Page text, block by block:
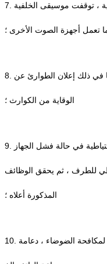
7. السماح للتوصيل مع أجهزة الصوت الخارجية ، توقفت موسيقى الخلفية
تعمل أجهزة الصوت الأخرى ؛
8. نظام البث متوافق للبث الإذاعي للحريق ، بما في ذلك إعلان الطوارئ عن
الوقاية من الكوارث ؛
9. وضع الرجوع للخلف: عندما تكون الطاقة الاحتياطية في حالة فشل الجهاز
للطرف ، ثم يحقق الوظائف
المذكورة أعلاه ؛
10. السماح تخصيص الفلاش ، كشك الهاتف لمكافحة الضوضاء ، دعامة